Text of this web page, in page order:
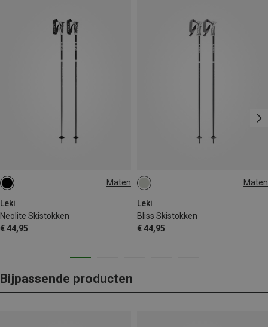
Maten
Leki
Neolite Skistokken
€ 44,95
120CM Maten
Leki
Bliss Skistokken
€ 44,95
105CM
Bijpassende producten